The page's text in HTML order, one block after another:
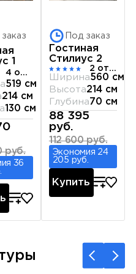
заказ
1
4 отзыва
519 см
214 см
130 см
руб.
36
Под заказ
Гостиная
Стилиус 2
2 отзыва
Ширина560 см
Высота214 см
Глубина 70 см
88 395
руб.
112 600 руб.
Экономия 24
205 руб.
Купить